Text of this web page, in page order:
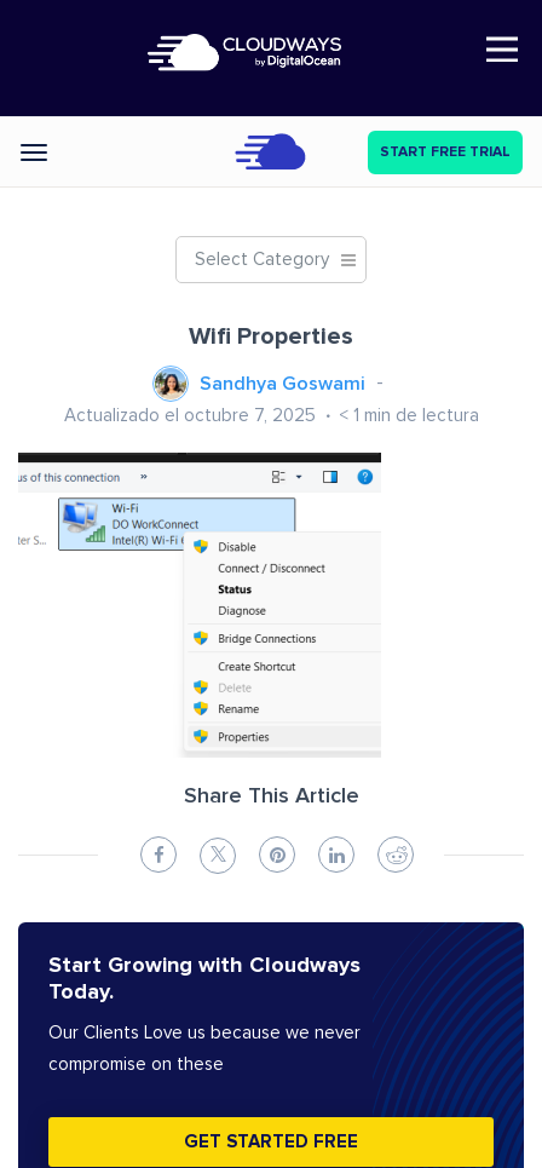
Open Nav
Categories START FREE TRIAL
Select Category
Wifi Properties
Sandhya Goswami
Actualizado el octubre 7, 2025 < 1 min de lectura
Share This Article
Start Growing with Cloudways
Today.
Our Clients Love us because we never
compromise on these
GET STARTED FREE